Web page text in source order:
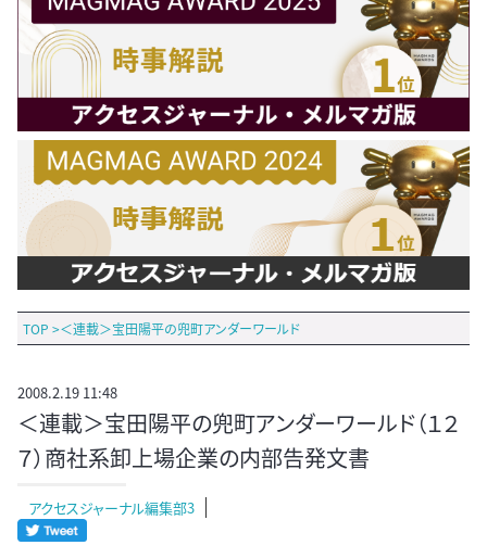
TOP >＜連載＞宝田陽平の兜町アンダーワールド
2008.2.19 11:48
＜連載＞宝田陽平の兜町アンダーワールド（１２
７）商社系卸上場企業の内部告発文書
アクセスジャーナル編集部3